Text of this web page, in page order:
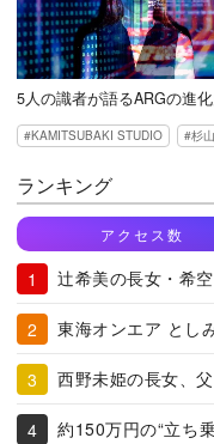
5人の識者が語るARGの進
KAMITSUBAKI STUDIO 杉
ランキング
アクセス数
辻希美の長女・希
東海オンエア とし
西野未姫の長女、
約150万円の“立ち